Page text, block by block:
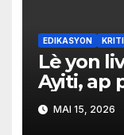
EDIKASYON
Lè yon
Ayiti, ap
kraze
Methelus
MAI 15, 2026